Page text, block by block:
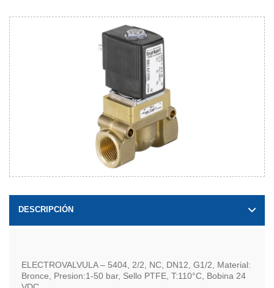
DESCRIPCIÓN
ELECTROVALVULA – 5404, 2/2, NC, DN12, G1/2, Material:
Bronce, Presion:1-50 bar, Sello PTFE, T:110°C, Bobina 24